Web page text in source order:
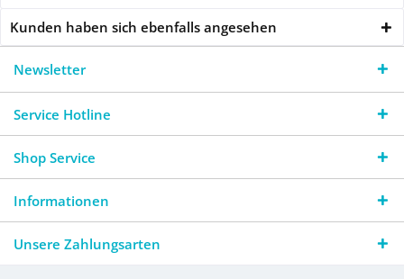
Kunden haben sich ebenfalls angesehen
Newsletter
Service Hotline
Shop Service
Informationen
Unsere Zahlungsarten